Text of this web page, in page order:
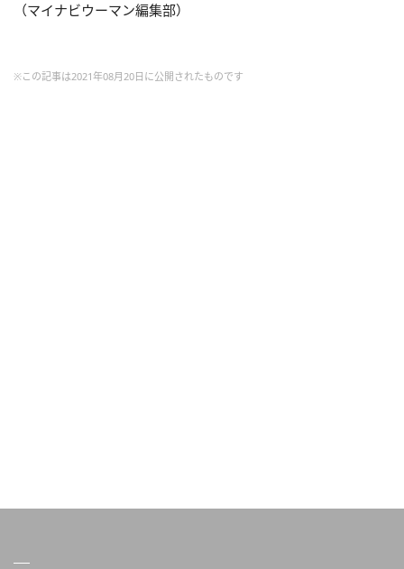
（マイナビウーマン編集部）
※この記事は2021年08月20日に公開されたものです